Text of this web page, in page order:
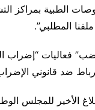
المطلبي”.
فعاليات “إضراب
قانوني الإضراب
الأخير للمجلس